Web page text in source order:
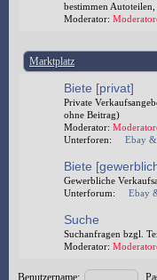
bestimmen Autoteilen,
Moderator:
Marktplatz
Biete [privat]
Private
ohne Beitrag)
Moderator:
Unterforen:
Ebay &
Biete
Gewerbliche
Unterforum:
Ebay
Suche
Suchanfragen bzgl.
Moderator:
Benutzername: